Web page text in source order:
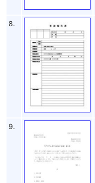
8.
9.